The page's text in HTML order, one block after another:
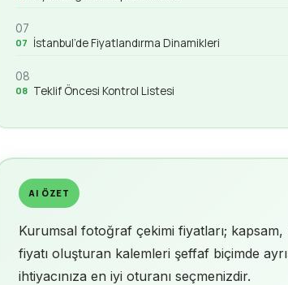
07
İstanbul’de Fiyatlandırma Dinamikleri
08
Teklif Öncesi Kontrol Listesi
AI ÖZET
Kurumsal fotoğraf çekimi fiyatları; kapsam,
fiyatı oluşturan kalemleri şeffaf biçimde
ihtiyacınıza en iyi oturanı seçmenizdir.